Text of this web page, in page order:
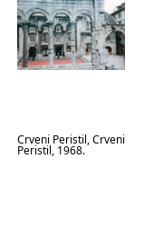
Crveni Peristil, Crveni
Peristil, 1968.